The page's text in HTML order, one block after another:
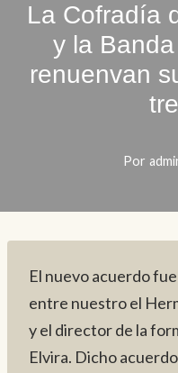
La Cofradía
y la
renuenvan
Por
El nuevo acuerdo
entre nuestro el
y el director de la
Elvira. Dicho